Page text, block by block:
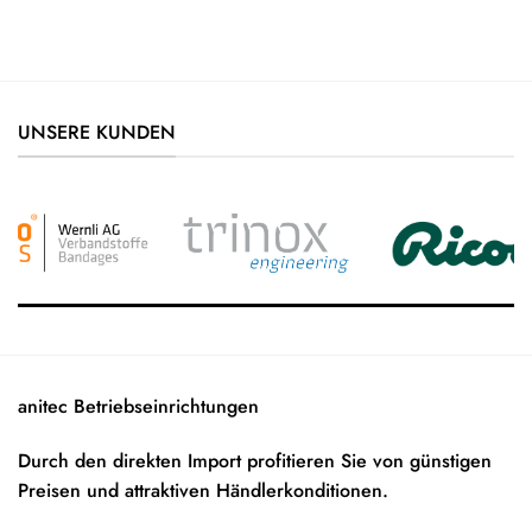
UNSERE KUNDEN
anitec Betriebseinrichtungen
Durch den direkten Import profitieren Sie von günstigen
Preisen und attraktiven Händlerkonditionen.